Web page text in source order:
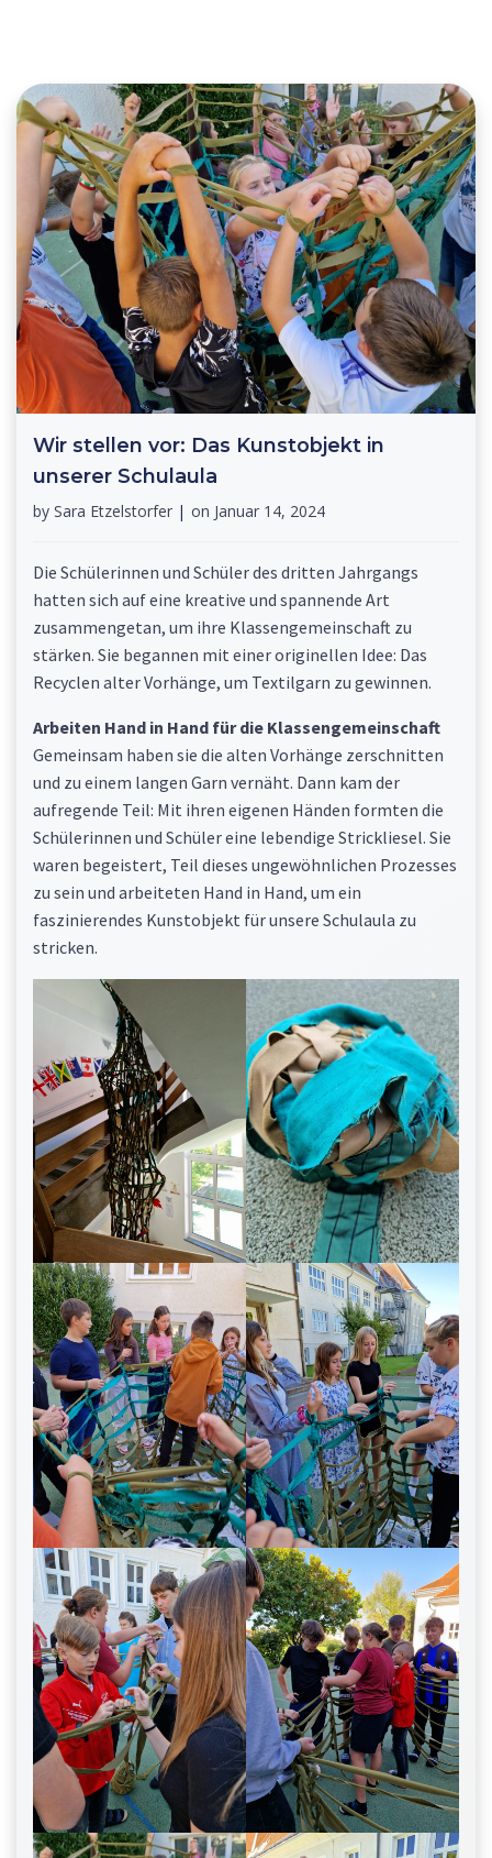
Wir stellen vor: Das Kunstobjekt in
unserer Schulaula
by Sara Etzelstorfer | on Januar 14, 2024
Die Schülerinnen und Schüler des dritten Jahrgangs
hatten sich auf eine kreative und spannende Art
zusammengetan, um ihre Klassengemeinschaft zu
stärken. Sie begannen mit einer originellen Idee: Das
Recyclen alter Vorhänge, um Textilgarn zu gewinnen.
Arbeiten Hand in Hand für die Klassengemeinschaft
Gemeinsam haben sie die alten Vorhänge zerschnitten
und zu einem langen Garn vernäht. Dann kam der
aufregende Teil: Mit ihren eigenen Händen formten die
Schülerinnen und Schüler eine lebendige Strickliesel. Sie
waren begeistert, Teil dieses ungewöhnlichen Prozesses
zu sein und arbeiteten Hand in Hand, um ein
faszinierendes Kunstobjekt für unsere Schulaula zu
stricken.